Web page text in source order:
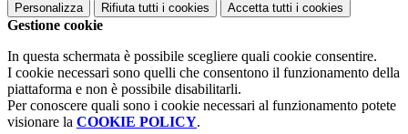
Personalizza Rifiuta tutti i cookies Accetta tutti i cookies
Gestione cookie
In questa schermata è possibile scegliere quali cookie consentire.
I cookie necessari sono quelli che consentono il funzionamento della
piattaforma e non è possibile disabilitarli.
Per conoscere quali sono i cookie necessari al funzionamento potete
visionare la COOKIE POLICY.